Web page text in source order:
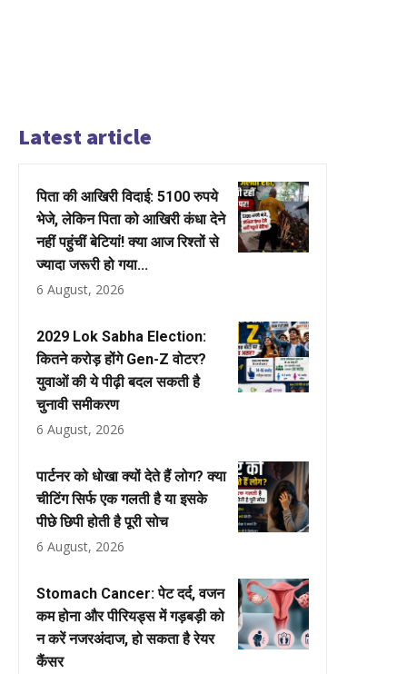
Latest article
पिता की आखिरी विदाई: 5100 रुपये
भेजे, लेकिन पिता को आखिरी कंधा देने
नहीं पहुंचीं बेटियां! क्या आज रिश्तों से
ज्यादा जरूरी हो गया...
6 August, 2026
2029 Lok Sabha Election:
कितने करोड़ होंगे Gen-Z वोटर?
युवाओं की ये पीढ़ी बदल सकती है
चुनावी समीकरण
6 August, 2026
पार्टनर को धोखा क्यों देते हैं लोग? क्या
चीटिंग सिर्फ एक गलती है या इसके
पीछे छिपी होती है पूरी सोच
6 August, 2026
Stomach Cancer: पेट दर्द, वजन
कम होना और पीरियड्स में गड़बड़ी को
न करें नजरअंदाज, हो सकता है रेयर
कैंसर